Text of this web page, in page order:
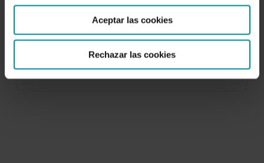
Aceptar las cookies
Rechazar las cookies
´Alaerie´ con ANA v sus derivados.
27 de mayo de 2005
expansión en zonas cálidas del mediterráneo.
Aunque…